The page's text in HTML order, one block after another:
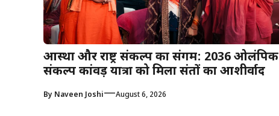
आस्था और राष्ट्र संकल्प का संगम: 2036 ओलंपिक
संकल्प कांवड़ यात्रा को मिला संतों का आशीर्वाद
By Naveen Joshi—August 6, 2026